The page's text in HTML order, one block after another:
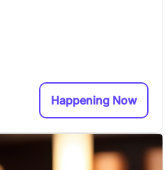
Happening Now